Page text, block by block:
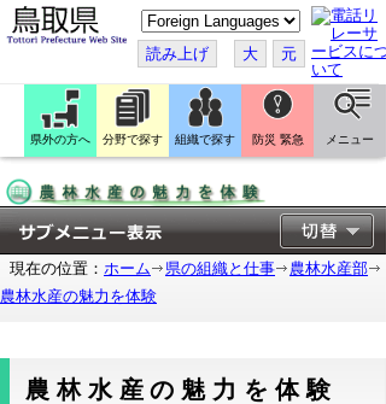
こ
の
ペ
ー
ジ
翻
訳
す
読み上げ 大 元
県外の方へ 分野で探す 組織で探す 防災 緊急 メニュー
現在の位置： ホーム 県の組織と仕事
農林水産部
農林水産の魅力を体験
農林水産の魅力を体験